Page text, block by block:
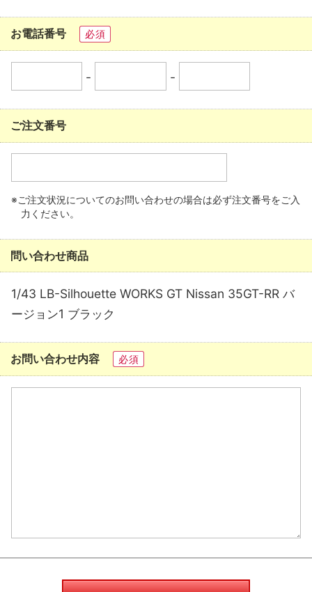
お電話番号 必須
- -
ご注文番号
※ご注文状況についてのお問い合わせの場合は必ず注文番号をご入
力ください。
問い合わせ商品
1/43 LB-Silhouette WORKS GT Nissan 35GT-RR バ
ージョン1 ブラック
お問い合わせ内容 必須